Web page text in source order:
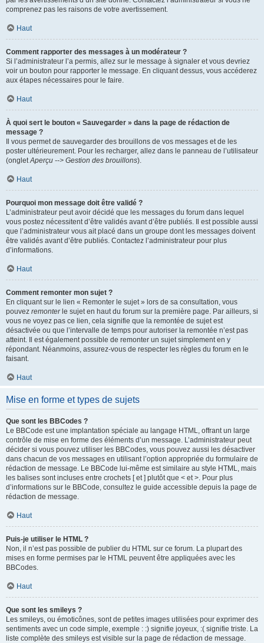
comprenez pas les raisons de votre avertissement.
Haut
Comment rapporter des messages à un modérateur ?
Si l’administrateur l’a permis, allez sur le message à signaler et vous devriez
voir un bouton pour rapporter le message. En cliquant dessus, vous accéderez
aux étapes nécessaires pour le faire.
Haut
À quoi sert le bouton « Sauvegarder » dans la page de rédaction de
message ?
Il vous permet de sauvegarder des brouillons de vos messages et de les
poster ultérieurement. Pour les recharger, allez dans le panneau de l’utilisateur
(ongletAperçu --> Gestion des brouillons).
Haut
Pourquoi mon message doit être validé ?
L’administrateur peut avoir décidé que les messages du forum dans lequel
vous postez nécessitent d’être validés avant d’être publiés. Il est possible aussi
que l’administrateur vous ait placé dans un groupe dont les messages doivent
être validés avant d’être publiés. Contactez l’administrateur pour plus
d’informations.
Haut
Comment remonter mon sujet ?
En cliquant sur le lien « Remonter le sujet » lors de sa consultation, vous
pouvez remonterle sujet en haut du forum sur la première page. Par ailleurs, si
vous ne voyez pas ce lien, cela signifie que la remontée de sujet est
désactivée ou que l’intervalle de temps pour autoriser la remontée n’est pas
atteint. Il est également possible de remonter un sujet simplement en y
répondant. Néanmoins, assurez-vous de respecter les règles du forum en le
faisant.
Haut
Mise en forme et types de sujets
Que sont les BBCodes ?
Le BBCode est une implantation spéciale au langage HTML, offrant un large
contrôle de mise en forme des éléments d’un message. L’administrateur peut
décider si vous pouvez utiliser les BBCodes, vous pouvez aussi les désactiver
dans chacun de vos messages en utilisant l’option appropriée du formulaire de
rédaction de message. Le BBCode lui-même est similaire au style HTML, mais
les balises sont incluses entre crochets [ et ] plutôt que < et >. Pour plus
d’informations sur le BBCode, consultez le guide accessible depuis la page de
rédaction de message.
Haut
Puis-je utiliser le HTML ?
Non, il n’est pas possible de publier du HTML sur ce forum. La plupart des
mises en forme permises par le HTML peuvent être appliquées avec les
BBCodes.
Haut
Que sont les smileys ?
Les smileys, ou émoticônes, sont de petites images utilisées pour exprimer des
sentiments avec un code simple, exemple : :) signifie joyeux, :( signifie triste. La
liste complète des smileys est visible sur la page de rédaction de message.